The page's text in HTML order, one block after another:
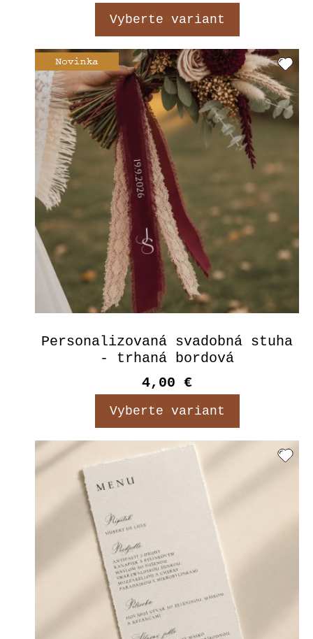
Vyberte variant
Personalizovaná svadobná stuha
- trhaná bordová
4,00 €
Vyberte variant